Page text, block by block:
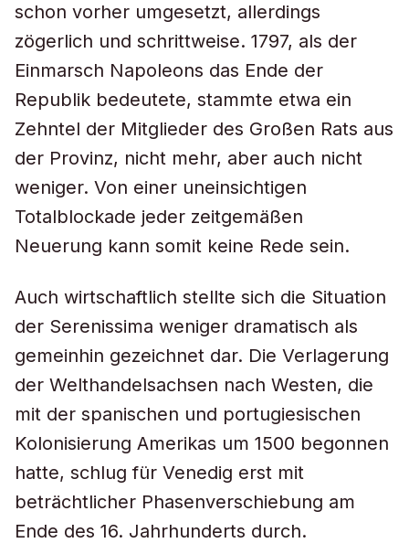
schon vorher umgesetzt, allerdings
zögerlich und schrittweise. 1797, als der
Einmarsch Napoleons das Ende der
Republik bedeutete, stammte etwa ein
Zehntel der Mitglieder des Großen Rats aus
der Provinz, nicht mehr, aber auch nicht
weniger. Von einer uneinsichtigen
Totalblockade jeder zeitgemäßen
Neuerung kann somit keine Rede sein.
Auch wirtschaftlich stellte sich die Situation
der Serenissima weniger dramatisch als
gemeinhin gezeichnet dar. Die Verlagerung
der Welthandelsachsen nach Westen, die
mit der spanischen und portugiesischen
Kolonisierung Amerikas um 1500 begonnen
hatte, schlug für Venedig erst mit
beträchtlicher Phasenverschiebung am
Ende des 16. Jahrhunderts durch.